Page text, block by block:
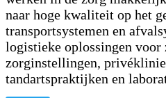
naar hoge kwaliteit op het
transportsystemen en
logistieke oplossingen voor
zorginstellingen,
tandartspraktijken en